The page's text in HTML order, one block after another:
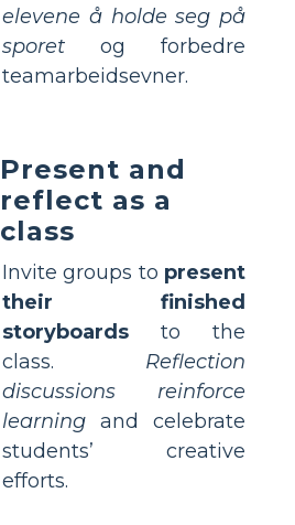
elevene å holde seg på
sporet og forbedre
teamarbeidsevner.
Present and
reflect as a
class
Invite groups to present
their finished
storyboards to the
class. Reflection
discussions reinforce
learning and celebrate
students’ creative
efforts.